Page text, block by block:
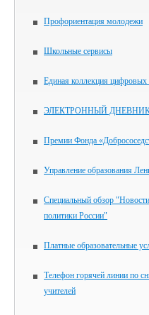
Профориентация молодежи
Школьные сервисы
Единая коллекция цифровых
ЭЛЕКТРОННЫЙ
Премии Фонда
Управление образования
Специальный обзор
политики России"
Платные образовательные
Телефон горячей линии по
учителей